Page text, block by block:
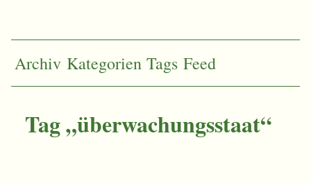
Archiv Kategorien Tags Feed
Tag „überwachungsstaat“